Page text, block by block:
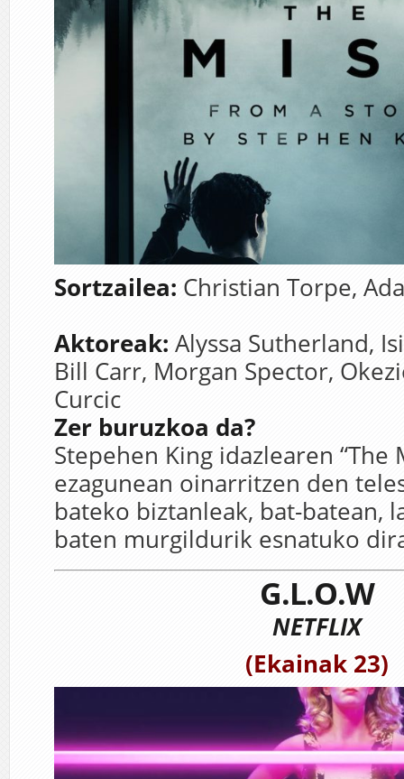
Sortzailea: Christian Torpe,
Aktoreak: Alyssa Sutherland,
Bill Carr, Morgan Spector,
Curcic
Zer buruzkoa da?
Stepehen King idazlearen “The
ezagunean oinarritzen den
bateko biztanleak, bat-batean,
baten murgildurik esnatuko
G.L.O.W
NETFLIX
(Ekainak 23)